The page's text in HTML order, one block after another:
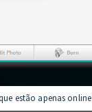
estão apenas online